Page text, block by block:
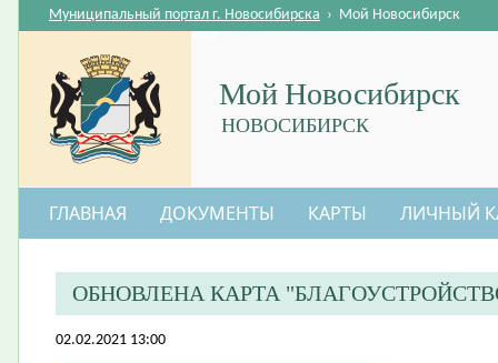
Мой Новосибирск
НОВОСИБИРСК
Муниципальный портал г. Новосибирска › Мой Новосибирск
ГЛАВНАЯ ДОКУМЕНТЫ КАРТЫ ЛИЧНЫЙ
ОБНОВЛЕНА КАРТА
02.02.2021 13:00